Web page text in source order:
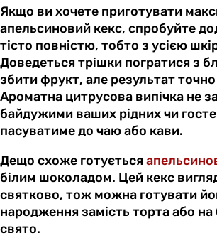
Якщо ви хочете приготувати
апельсиновий кекс, спробуйте
тісто повністю, тобто з усією
Доведеться трішки погратися з
збити фрукт, але результат
Ароматна цитрусова випічка не
байдужими ваших рідних чи
пасуватиме до чаю або кави.
Дещо схоже готується
білим шоколадом. Цей кекс
святково, тож можна готувати
народження замість торта або
свято.